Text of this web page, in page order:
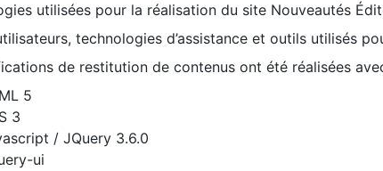
utilisées pour la réalisation du site Nouveautés
technologies d’assistance et outils utilisés
de restitution de contenus ont été réalisées
5
3
/ JQuery 3.6.0
ui